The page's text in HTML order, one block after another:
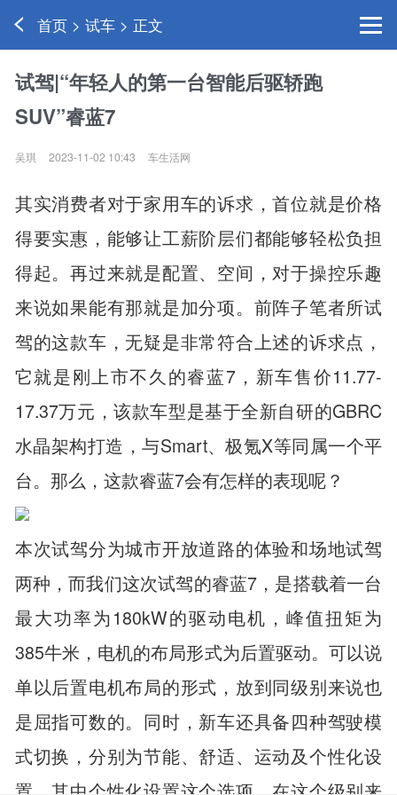
首页 > 试车 > 正文
试驾|“年轻人的第一台智能后驱轿跑
SUV”睿蓝7
吴琪 2023-11-02 10:43 车生活网
其实消费者对于家用车的诉求，首位就是价格
得要实惠，能够让工薪阶层们都能够轻松负担
得起。再过来就是配置、空间，对于操控乐趣
来说如果能有那就是加分项。前阵子笔者所试
驾的这款车，无疑是非常符合上述的诉求点，
它就是刚上市不久的睿蓝7，新车售价11.77-
17.37万元，该款车型是基于全新自研的GBRC
水晶架构打造，与Smart、极氪X等同属一个平
台。那么，这款睿蓝7会有怎样的表现呢？
本次试驾分为城市开放道路的体验和场地试驾
两种，而我们这次试驾的睿蓝7，是搭载着一台
最大功率为180kW的驱动电机，峰值扭矩为
385牛米，电机的布局形式为后置驱动。可以说
单以后置电机布局的形式，放到同级别来说也
是屈指可数的。同时，新车还具备四种驾驶模
式切换，分别为节能、舒适、运动及个性化设